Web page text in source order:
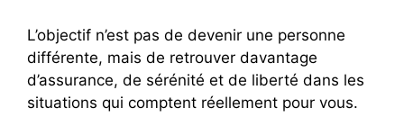
L’objectif n’est pas de devenir une personne
différente, mais de retrouver davantage
d’assurance, de sérénité et de liberté dans les
situations qui comptent réellement pour vous.